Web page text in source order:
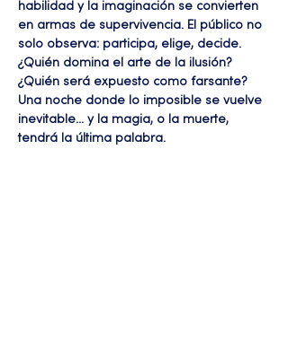
habilidad y la imaginación se convierten
en armas de supervivencia. El público no
solo observa: participa, elige, decide.
¿Quién domina el arte de la ilusión?
¿Quién será expuesto como farsante?
Una noche donde lo imposible se vuelve
inevitable… y la magia, o la muerte,
tendrá la última palabra.